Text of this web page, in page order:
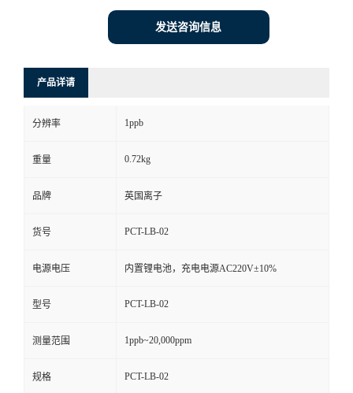
系
言
发送咨询信息
产品详请
分辨率 1ppb
重量 0.72kg
品牌 英国离子
货号 PCT-LB-02
电源电压 内置锂电池，充电电源AC220V±10%
型号 PCT-LB-02
测量范围 1ppb~20,000ppm
规格 PCT-LB-02